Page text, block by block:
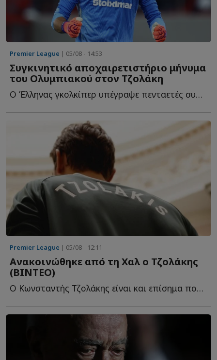
Premier League | 05/08 - 14:53
Συγκινητικό αποχαιρετιστήριο μήνυμα
του Ολυμπιακού στον Τζολάκη
Ο Έλληνας γκολκίπερ υπέγραψε πενταετές συμβόλαιο συνεργασίας μ...
Premier League | 05/08 - 12:11
Ανακοινώθηκε από τη Χαλ ο Τζολάκης
(ΒΙΝΤΕΟ)
Ο Κωνσταντής Τζολάκης είναι και επίσημα ποδοσφαιριστής τ...